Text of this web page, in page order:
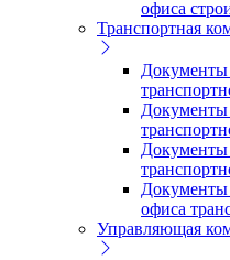
офиса
Транспортная
Документы
Документы
Документы
офиса
Управляющая